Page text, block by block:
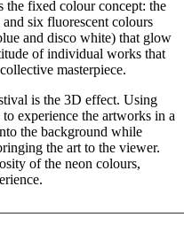
fixed colour concept: the
six fluorescent colours
and disco white) that glow
of individual works that
masterpiece.
is the 3D effect. Using
experience the artworks in a
the background while
the art to the viewer.
of the neon colours,